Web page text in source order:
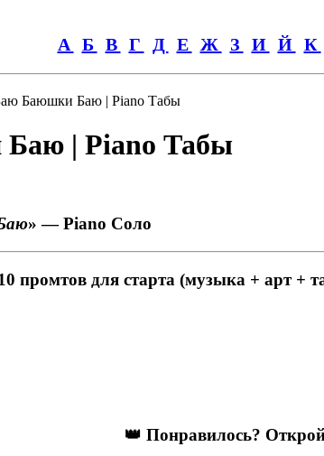
А Б В Г Д Е Ж З И Й К
Баюшки Баю | Piano Табы
| Piano Табы
» — Piano Соло
промтов для старта (музыка + арт +
👑 Понравилось?